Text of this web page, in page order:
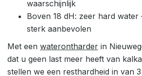
waarschijnlijk
Boven 18 dH: zeer hard
sterk aanbevolen
Met een waterontharder in
dat u geen last meer heeft van
stellen we een resthardheid in van